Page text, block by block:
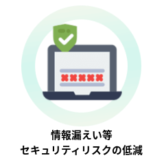
情報漏えい等
セキュリティリスクの低減